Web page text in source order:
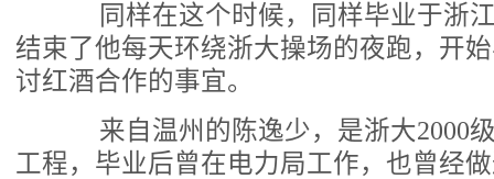
同样在这个时候，同样毕业于浙江
结束了他每天环绕浙大操场的夜跑，开
讨红酒合作的事宜。
来自温州的陈逸少，是浙大2000
工程，毕业后曾在电力局工作，也曾经